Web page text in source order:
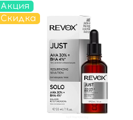
Акция
Скидка